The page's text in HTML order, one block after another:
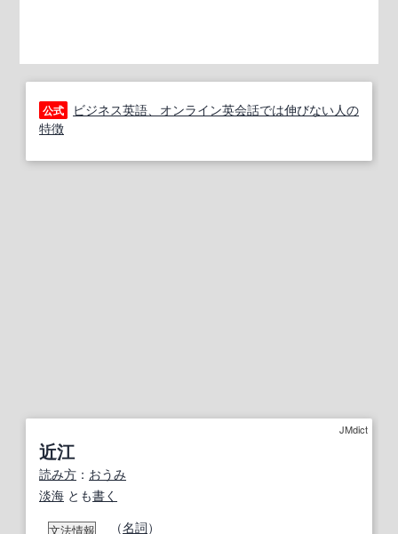
公式
ビジネス英語、オンライン英会話では伸びない人の
特徴
JMdict
近江
読み方 ： おうみ
淡海 とも書く
文法情報 （名詞）